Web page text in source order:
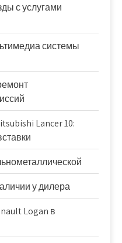
с услугами
системы
Lancer 10:
у дилера
Logan в